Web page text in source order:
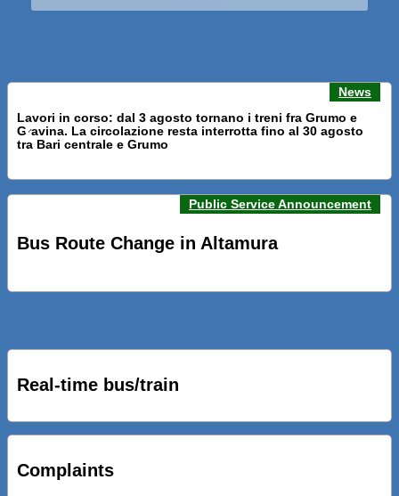
News
Lavori in corso: dal 3 agosto tornano i treni fra Grumo e
Gravina. La circolazione resta interrotta fino al 30 agosto
tra Bari centrale e Grumo
PRESENTATI A BARI NUOVI SERVIZI FALMAPS E LIVECHAT.
IL TUO BUS ED IL TUO TRENO
CICLOPEDONALE FAL CONSEGNA ALLA CITTA’ LE NOVE
OPERE DEL PROGETTO
Previous news Next
Public Service Announcement
Bus Route Change in Altamura
Real-time bus/train
Complaints